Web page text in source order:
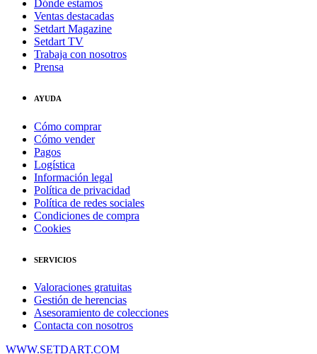
Dónde estamos
Ventas destacadas
Setdart Magazine
Setdart TV
Trabaja con nosotros
Prensa
AYUDA
Cómo comprar
Cómo vender
Pagos
Logística
Información legal
Política de privacidad
Política de redes sociales
Condiciones de compra
Cookies
SERVICIOS
Valoraciones gratuitas
Gestión de herencias
Asesoramiento de colecciones
Contacta con nosotros
WWW.SETDART.COM